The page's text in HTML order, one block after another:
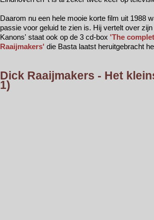
Daarom nu een hele mooie korte film uit 1988
passie voor geluid te zien is. Hij vertelt over
Kanons' staat ook op de 3 cd-box 'The
Raaijmakers' die Basta laatst heruitgebracht
Dick Raaijmakers - Het
1)